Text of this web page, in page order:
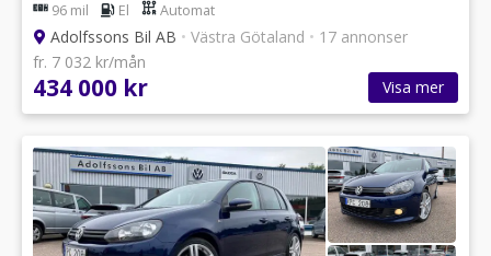
96 mil El Automat
Adolfssons Bil AB • Västra Götaland • 17 annonser
fr. 7 032 kr/mån
434 000 kr Visa mer